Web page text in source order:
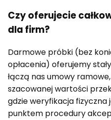
Czy oferujecie
dla firm?
Darmowe próbki (bez
opłacenia) oferujemy
łączą nas umowy
szacowanej wartości
gdzie weryfikacja
punktem procedury